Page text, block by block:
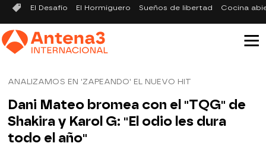
El Desafío El Hormiguero Sueños de libertad Cocina
ANALIZAMOS EN 'ZAPEANDO' EL NUEVO HIT
Dani Mateo bromea con el "TQG" de
Shakira y Karol G: "El odio les dura
todo el año"